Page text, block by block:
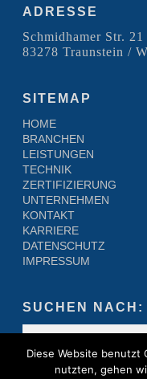
ADRESSE
Schmidhamer Str. 21
83278 Traunstein /
SITEMAP
HOME
BRANCHEN
LEISTUNGEN
TECHNIK
ZERTIFIZIERUNG
UNTERNEHMEN
KONTAKT
KARRIERE
DATENSCHUTZ
IMPRESSUM
SUCHEN NACH:
Diese Website benutzt
nutzten, gehen